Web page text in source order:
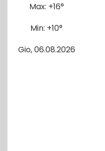
Max: +16°
Min: +10°
Gio, 06.08.2026